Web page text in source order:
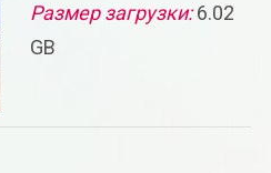
Размер загрузки:6.02
GB